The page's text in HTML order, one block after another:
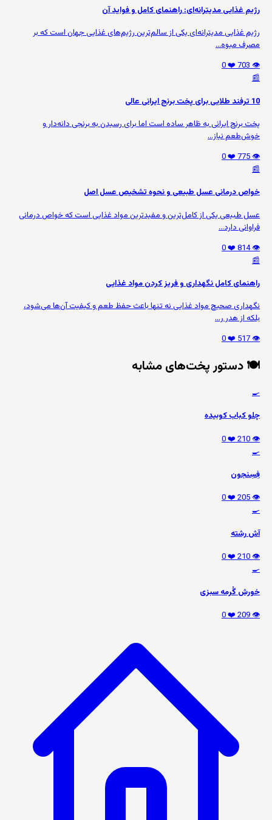
رژیم غذایی مدیترانه‌ای: راهنمای کامل و فواید آن
رژیم غذایی مدیترانه‌ای یکی از سالم‌ترین رژیم‌های غذایی جهان است که بر
مصرف میوه‌...
👁️ 703
❤️ 0
📰
10 ترفند طلایی برای پخت برنج ایرانی عالی
پخت برنج ایرانی به ظاهر ساده است اما برای رسیدن به برنجی دانه‌دار و
خوش‌طعم نیاز...
👁️ 775
❤️ 0
📰
خواص درمانی عسل طبیعی و نحوه تشخیص عسل اصل
عسل طبیعی یکی از کامل‌ترین و مفیدترین مواد غذایی است که خواص درمانی
فراوانی دارد...
👁️ 814
❤️ 0
📰
راهنمای کامل نگهداری و فریز کردن مواد غذایی
نگهداری صحیح مواد غذایی نه تنها باعث حفظ طعم و کیفیت آن‌ها می‌شود،
بلکه از هدر ر...
👁️ 517
❤️ 0
🍽️ دستور پخت‌های مشابه
🍳
چلو کباب کوبیده
👁️ 210
❤️ 0
🍳
فِسِنجون
👁️ 205
❤️ 0
🍳
آش رشته
👁️ 210
❤️ 0
🍳
خورش گُرمه سبزی
👁️ 209
❤️ 0